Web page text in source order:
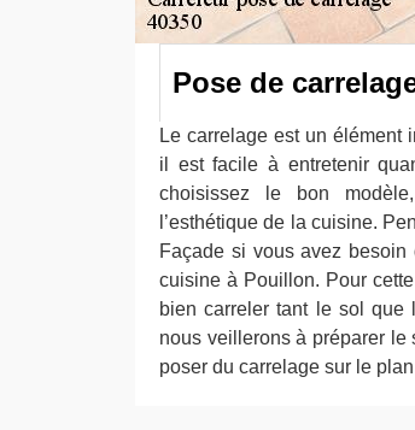
Pose de
Le carrelage est un élément
il est facile à entretenir
choisissez le bon
l’esthétique de la cuisine.
Façade si vous avez besoin
cuisine à Pouillon. Pour
bien carreler tant le sol que
nous veillerons à préparer le
poser du carrelage sur le